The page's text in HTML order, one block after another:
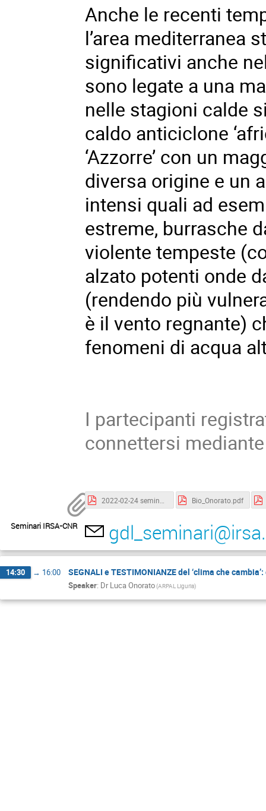
Anche le recenti
l’area mediterranea
significativi anche
sono legate a una
nelle stagioni calde
caldo anticiclone
‘Azzorre’ con un
diversa origine e un
intensi quali ad
estreme, burrasche
violente tempeste
alzato potenti onde
(rendendo più
è il vento regnante)
fenomeni di acqua
I partecipanti
connettersi
Bio_Onorato.pdf
Seminari IRSA-CNR
14:30 → 16:00 SEGNALI e TESTIMONIANZE del ‘clima che
Speaker: Dr Luca Onorato(ARPAL Liguria)